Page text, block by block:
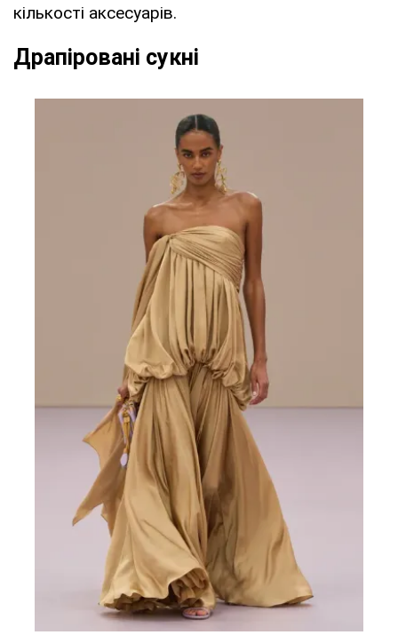
кількості аксесуарів.
Драпіровані сукні